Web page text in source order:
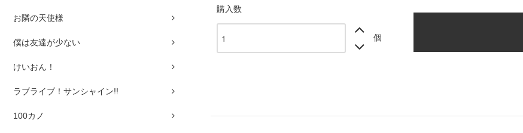
お隣の天使様
僕は友達が少ない
けいおん！
ラブライブ！サンシャイン!!
100カノ
購入数
個